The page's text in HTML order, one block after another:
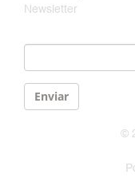
Newsletter
Enviar
©